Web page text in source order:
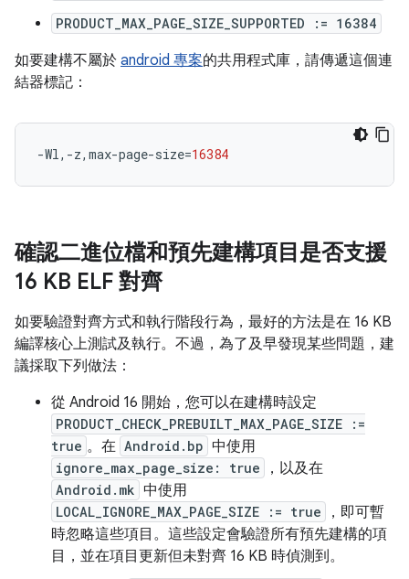
PRODUCT_MAX_PAGE_SIZE_SUPPORTED := 16384
如要建構不屬於 android 專案的共用程式庫，請傳遞這個連
結器標記：
-Wl,-z,max-page-size=16384
確認二進位檔和預先建構項目是否支援
16 KB ELF 對齊
如要驗證對齊方式和執行階段行為，最好的方法是在 16 KB
編譯核心上測試及執行。不過，為了及早發現某些問題，建
議採取下列做法：
從 Android 16 開始，您可以在建構時設定
PRODUCT_CHECK_PREBUILT_MAX_PAGE_SIZE :=
true 。在 Android.bp 中使用
ignore_max_page_size: true ，以及在
Android.mk 中使用
LOCAL_IGNORE_MAX_PAGE_SIZE := true
，即可暫
時忽略這些項目。這些設定會驗證所有預先建構的項
目，並在項目更新但未對齊 16 KB 時偵測到。